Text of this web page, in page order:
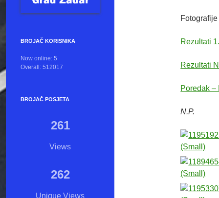
Rezultati
Rezultati
Poredak
N.P.
BROJAČ KORISNIKA
Now online: 5
Overall: 512017
BROJAČ POSJETA
261
Views
262
Unique Views